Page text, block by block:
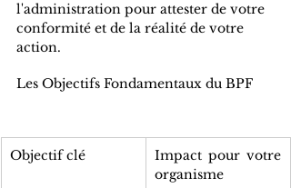
l'administration pour attester de votre
conformité et de la réalité de votre
action.
Les Objectifs Fondamentaux du BPF
Objectif clé
Impact pour votre
organisme